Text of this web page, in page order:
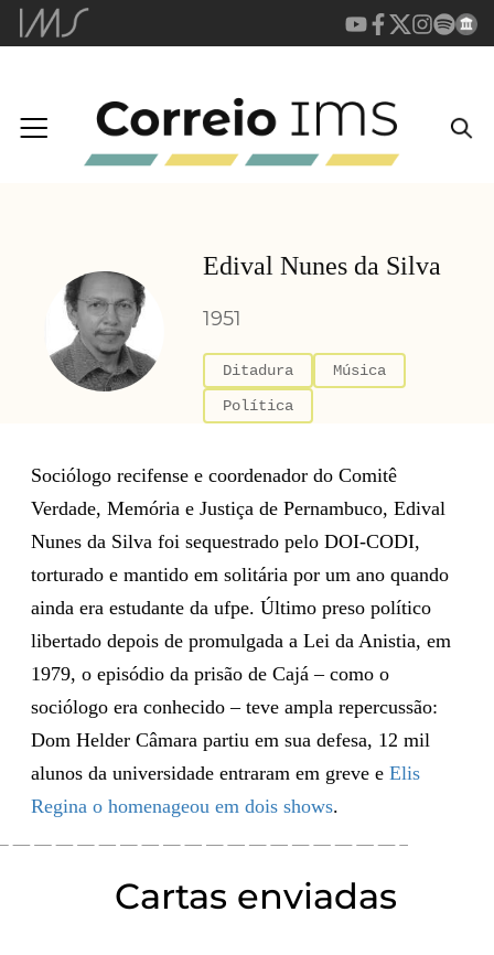
Edival Nunes da Silva
1951
Ditadura
Música
Política
Sociólogo recifense e coordenador do Comitê
Verdade, Memória e Justiça de Pernambuco, Edival
Nunes da Silva foi sequestrado pelo DOI-CODI,
torturado e mantido em solitária por um ano quando
ainda era estudante da ufpe. Último preso político
libertado depois de promulgada a Lei da Anistia, em
1979, o episódio da prisão de Cajá – como o
sociólogo era conhecido – teve ampla repercussão:
Dom Helder Câmara partiu em sua defesa, 12 mil
alunos da universidade entraram em greve e Elis
Regina o homenageou em dois shows.
Cartas enviadas